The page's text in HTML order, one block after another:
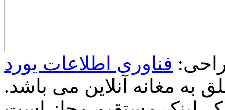
فناوری اطلاعات یورد
به مغانه آنلاین می باشد.